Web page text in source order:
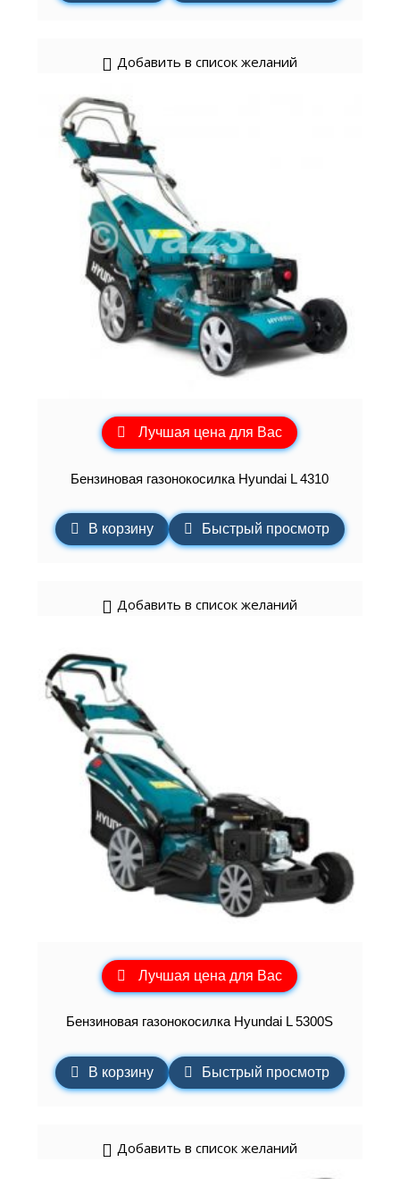
Добавить в список желаний
Лучшая цена для Вас
Бензиновая газонокосилка Hyundai L 4310
В корзину Быстрый просмотр
Добавить в список желаний
Лучшая цена для Вас
Бензиновая газонокосилка Hyundai L 5300S
В корзину Быстрый просмотр
Добавить в список желаний